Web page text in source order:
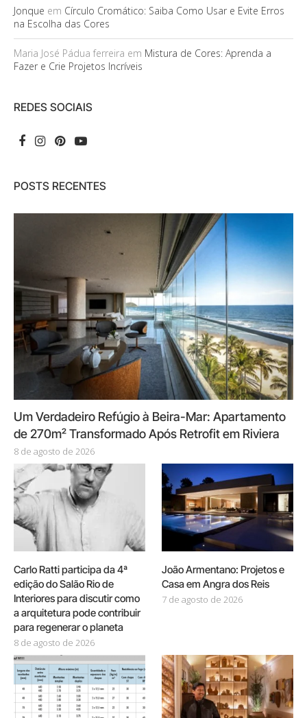
Jonque em Círculo Cromático: Saiba Como Usar e Evite Erros
na Escolha das Cores
Maria José Pádua ferreira em Mistura de Cores: Aprenda a
Fazer e Crie Projetos Incríveis
REDES SOCIAIS
POSTS RECENTES
Um Verdadeiro Refúgio à Beira-Mar: Apartamento
de 270m² Transformado Após Retrofit em Riviera
8 de agosto de 2026
Carlo Ratti participa da 4ª
edição do Salão Rio de
Interiores para discutir como
a arquitetura pode contribuir
para regenerar o planeta
8 de agosto de 2026
João Armentano: Projetos e
Casa em Angra dos Reis
7 de agosto de 2026